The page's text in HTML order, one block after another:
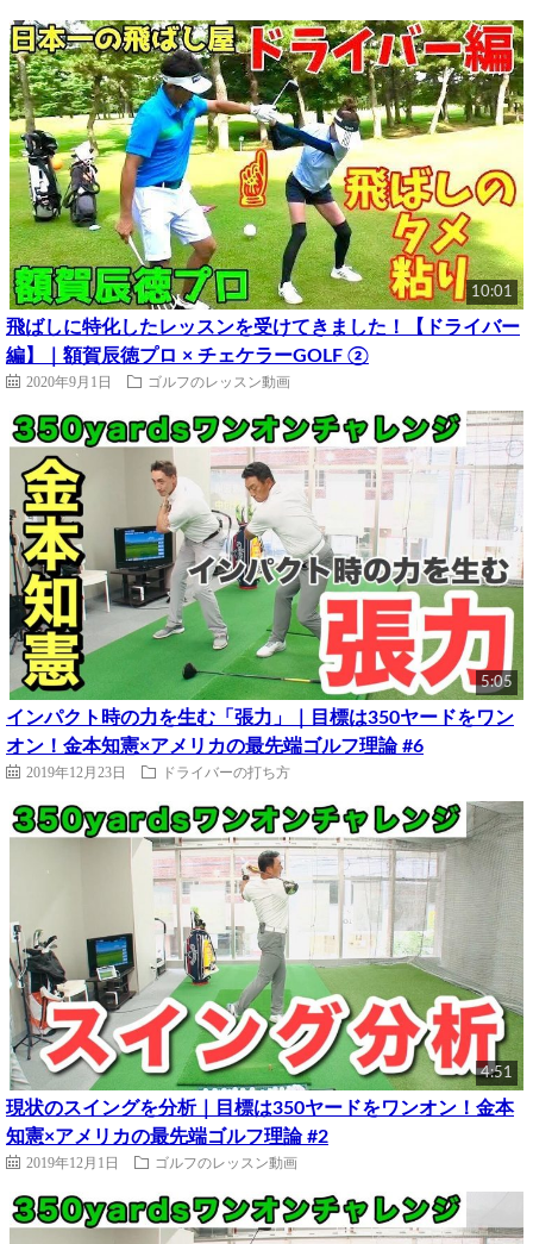
10:01
飛ばしに特化したレッスンを受けてきました！【ドライバー
編】｜額賀辰徳プロ × チェケラーGOLF ②
2020年9月1日 ゴルフのレッスン動画
5:05
インパクト時の力を生む「張力」｜目標は350ヤードをワン
オン！金本知憲×アメリカの最先端ゴルフ理論 #6
2019年12月23日 ドライバーの打ち方
4:51
現状のスイングを分析｜目標は350ヤードをワンオン！金本
知憲×アメリカの最先端ゴルフ理論 #2
2019年12月1日 ゴルフのレッスン動画